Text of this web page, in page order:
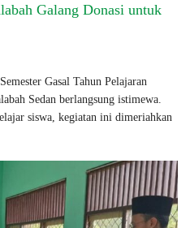
Galang Donasi untuk
Gasal Tahun Pelajaran
Sedan berlangsung istimewa.
siswa, kegiatan ini dimeriahkan